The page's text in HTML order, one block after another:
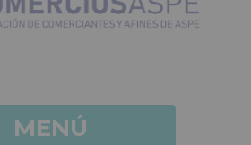
MENÚ